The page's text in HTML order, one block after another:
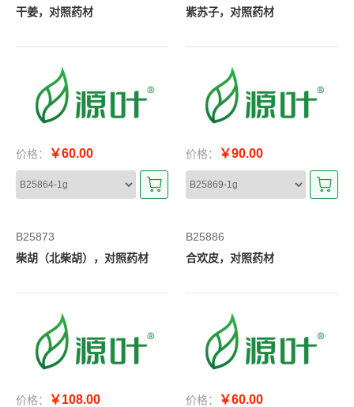
干姜，对照药材
价格： ￥60.00
紫苏子，对照药材
价格： ￥90.00
B25873
柴胡（北柴胡），对照药材
价格： ￥108.00
B25886
合欢皮，对照药材
价格： ￥60.00